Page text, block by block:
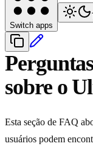
Switch apps
sobre o
Esta seção de FAQ
usuários podem